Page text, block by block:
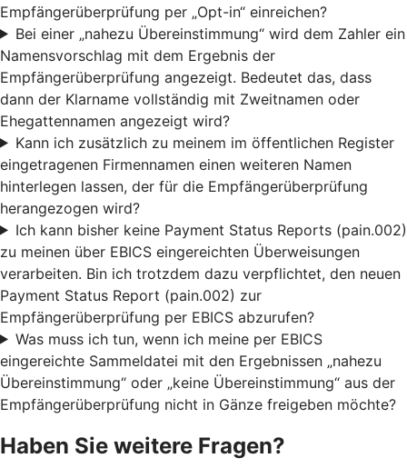
Empfängerüberprüfung per „Opt-in“ einreichen?
Bei einer „nahezu Übereinstimmung“ wird dem Zahler ein
Namensvorschlag mit dem Ergebnis der
Empfängerüberprüfung angezeigt. Bedeutet das, dass
dann der Klarname vollständig mit Zweitnamen oder
Ehegattennamen angezeigt wird?
Kann ich zusätzlich zu meinem im öffentlichen Register
eingetragenen Firmennamen einen weiteren Namen
hinterlegen lassen, der für die Empfängerüberprüfung
herangezogen wird?
Ich kann bisher keine Payment Status Reports (pain.002)
zu meinen über EBICS eingereichten Überweisungen
verarbeiten. Bin ich trotzdem dazu verpflichtet, den neuen
Payment Status Report (pain.002) zur
Empfängerüberprüfung per EBICS abzurufen?
Was muss ich tun, wenn ich meine per EBICS
eingereichte Sammeldatei mit den Ergebnissen „nahezu
Übereinstimmung“ oder „keine Übereinstimmung“ aus der
Empfängerüberprüfung nicht in Gänze freigeben möchte?
Haben Sie weitere Fragen?